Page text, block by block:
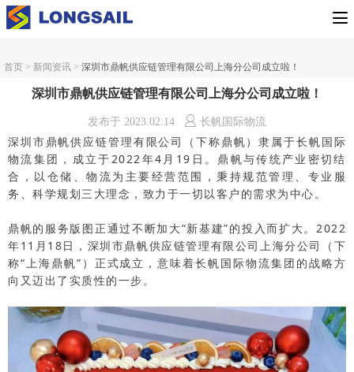
首页 > 新闻资讯 > 深圳市鼎帆供应链管理有限公司上海分公司成立啦！
深圳市鼎帆供应链管理有限公司上海分公司成立啦！
发布于 2023.02.14 长帆国际物流
深圳市鼎帆供应链管理有限公司（下称鼎帆）隶属于长帆国际
物流集团，成立于2022年4月19日。鼎帆与传统产业密切结
合，以仓储、物流为主要经营范围，秉持规范管理、专业服
务、科学规划三大理念，致力于一切以客户的需求为中心。
鼎帆的服务版图正通过不断加大“新基建”的投入而扩大。2022
年11月18日，深圳市鼎帆供应链管理有限公司上海分公司（下
称“上海鼎帆”）正式成立，意味着长帆国际物流集团的战略方
向又迈出了实质性的一步。